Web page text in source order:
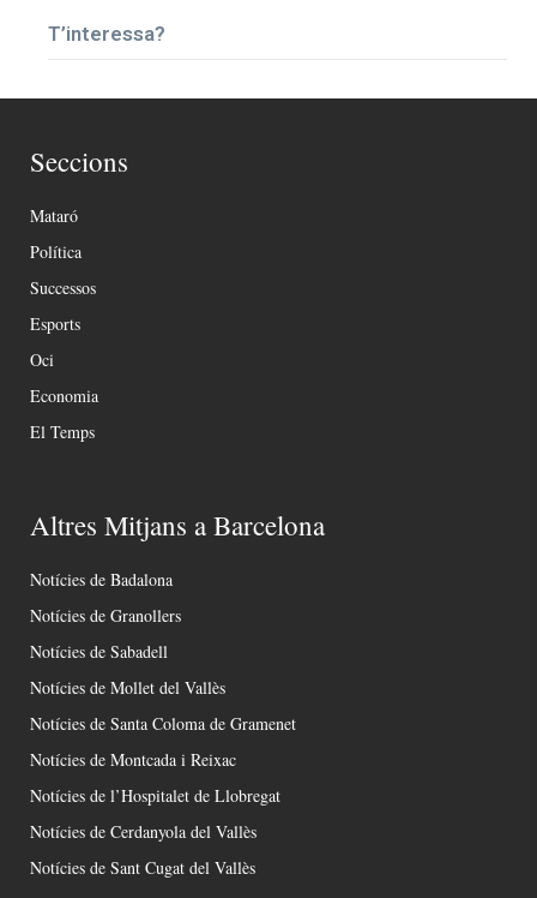
T’interessa?
Seccions
Mataró
Política
Successos
Esports
Oci
Economia
El Temps
Altres Mitjans a Barcelona
Notícies de Badalona
Notícies de Granollers
Notícies de Sabadell
Notícies de Mollet del Vallès
Notícies de Santa Coloma de Gramenet
Notícies de Montcada i Reixac
Notícies de l’Hospitalet de Llobregat
Notícies de Cerdanyola del Vallès
Notícies de Sant Cugat del Vallès